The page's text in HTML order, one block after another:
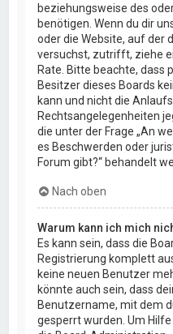
beziehungsweise des
benötigen. Wenn du dir
oder die Website, auf der
versuchst, zutrifft, ziehe
Rate. Bitte beachte, dass
Besitzer dieses Boards
kann und nicht die
Rechtsangelegenheiten
die unter der Frage „An
es Beschwerden oder
Forum gibt?“ behandelt
Nach oben
Warum kann ich mich
Es kann sein, dass die
Registrierung komplett
keine neuen Benutzer
könnte auch sein, dass
Benutzername, mit dem
gesperrt wurden. Um